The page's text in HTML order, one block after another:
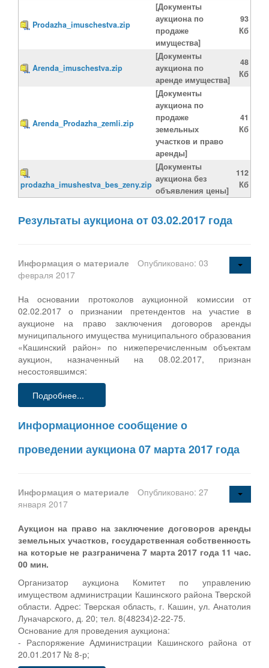
Prodazha_imuschestva.zip
[Документы
аукциона по
продаже
имущества]
93
Кб
Arenda_imuschestva.zip
[Документы
аукциона по
аренде имущества]
48
Кб
Arenda_Prodazha_zemli.zip
[Документы
аукциона по
продаже
земельных
участков и право
аренды]
41
Кб
prodazha_imushestva_bes_zeny.zip
[Документы
аукциона без
объявления цены]
112
Кб
Результаты аукциона от 03.02.2017 года
Информация о материале
Опубликовано: 03
февраля 2017
На основании протоколов аукционной комиссии от
02.02.2017 о признании претендентов на участие в
аукционе на право заключения договоров аренды
муниципального имущества муниципального образования
«Кашинский район» по нижеперечисленным объектам
аукцион, назначенный на 08.02.2017, признан
несостоявшимся:
Подробнее...
Информационное сообщение о
проведении аукциона 07 марта 2017 года
Информация о материале
Опубликовано: 27
января 2017
Аукцион на право на заключение договоров аренды
земельных участков, государственная собственность
на которые не разграничена 7 марта 2017 года 11 час.
00 мин.
Организатор аукциона Комитет по управлению
имуществом администрации Кашинского района Тверской
области. Адрес: Тверская область, г. Кашин, ул. Анатолия
Луначарского, д. 20; тел. 8(48234)2-22-75.
Основание для проведения аукциона:
- Распоряжение Администрации Кашинского района от
20.01.2017 № 8-р;